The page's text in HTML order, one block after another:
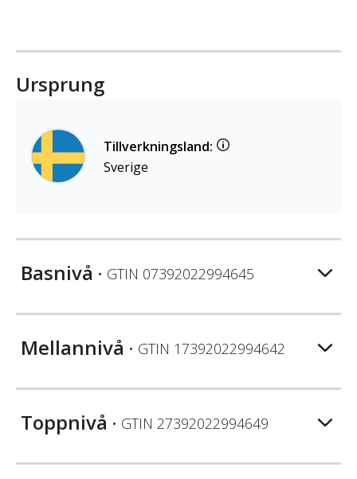
Ursprung
Tillverkningsland:
Sverige
Basnivå • GTIN 07392022994645
Mellannivå • GTIN 17392022994642
Toppnivå • GTIN 27392022994649